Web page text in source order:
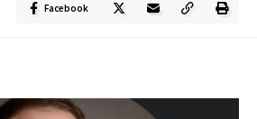
Facebook